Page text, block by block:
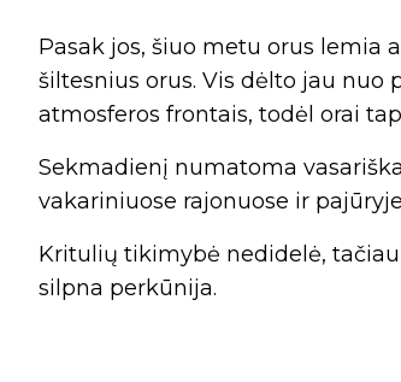
Pasak jos, šiuo metu orus lemia
šiltesnius orus. Vis dėlto jau
atmosferos frontais, todėl orai
Sekmadienį numatoma
vakariniuose rajonuose ir
Kritulių tikimybė nedidelė,
silpna perkūnija.